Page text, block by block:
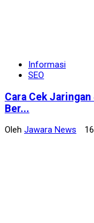
Informasi
SEO
Cara Cek
Ber...
Oleh Jawara News